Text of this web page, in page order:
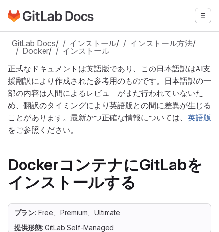
メインコンテンツにスキップ
GitLabドキュメントのホームページに移動 メニ
GitLab Docs/ インストール/ インストール方法/
Docker/
インストール
正式なドキュメントは英語版であり、この日本語訳はAI支
援翻訳により作成された参考用のものです。日本語訳の一
部の内容は人間によるレビューがまだ行われていないた
め、翻訳のタイミングにより英語版との間に差異が生じる
ことがあります。最新かつ正確な情報については、 英語版
をご参照ください。
DockerコンテナにGitLabを
インストールする
プラン: Free、Premium、Ultimate
提供形態: GitLab Self-Managed